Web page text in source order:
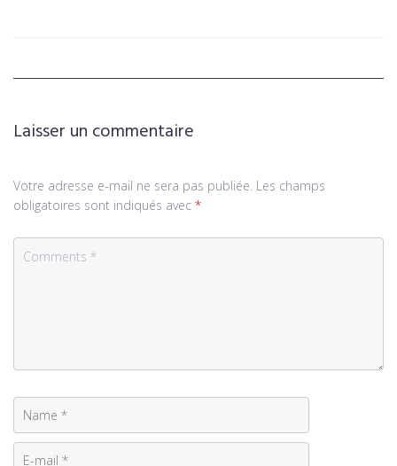
Laisser un commentaire
Votre adresse e-mail ne sera pas publiée. Les champs
obligatoires sont indiqués avec *